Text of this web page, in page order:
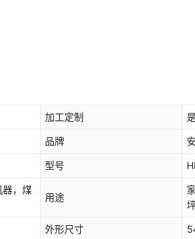
加工定制
品牌
型号
用途
外形尺寸